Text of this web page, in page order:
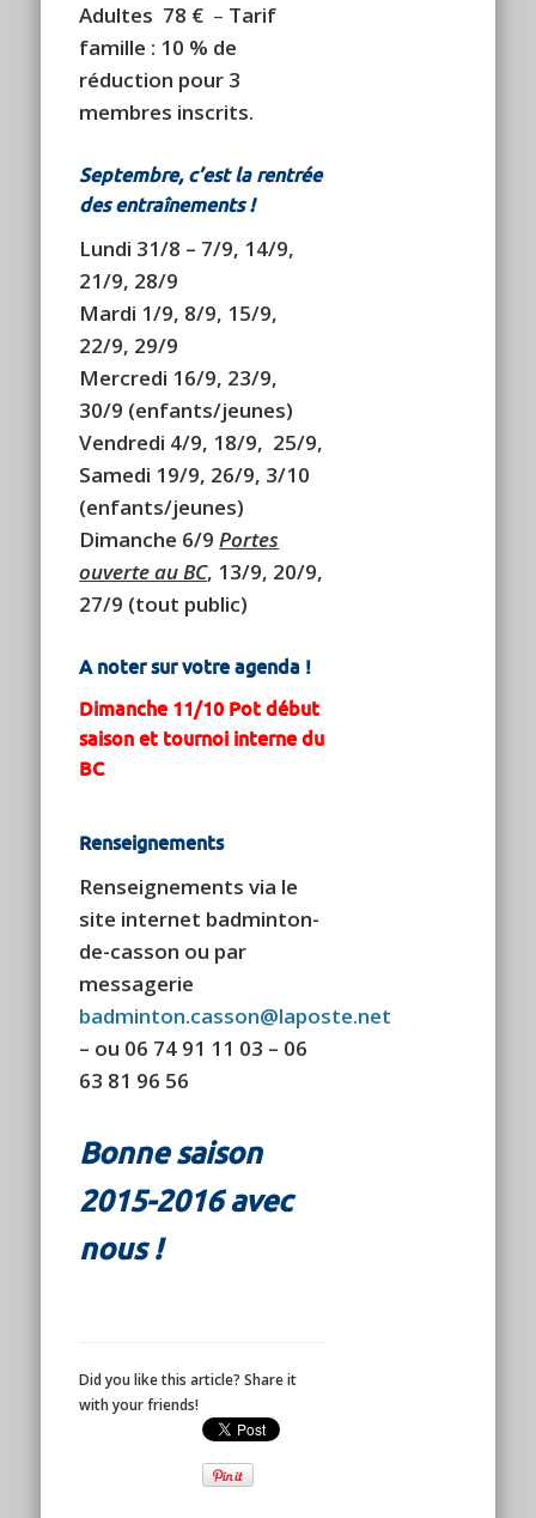
Adultes 78 € – Tarif
famille : 10 % de
réduction pour 3
membres inscrits.
Septembre, c’est la rentrée
des entraînements !
Lundi 31/8 – 7/9, 14/9,
21/9, 28/9
Mardi 1/9, 8/9, 15/9,
22/9, 29/9
Mercredi 16/9, 23/9,
30/9 (enfants/jeunes)
Vendredi 4/9, 18/9, 25/9,
Samedi 19/9, 26/9, 3/10
(enfants/jeunes)
Dimanche 6/9 Portes
ouverte au BC, 13/9, 20/9,
27/9 (tout public)
A noter sur votre agenda !
Dimanche 11/10 Pot début
saison et tournoi interne du
BC
Renseignements
Renseignements via le
site internet badminton-
de-casson ou par
messagerie
badminton.casson@laposte.net
– ou 06 74 91 11 03 – 06
63 81 96 56
Bonne saison
2015-2016 avec
nous !
Did you like this article? Share it
with your friends!